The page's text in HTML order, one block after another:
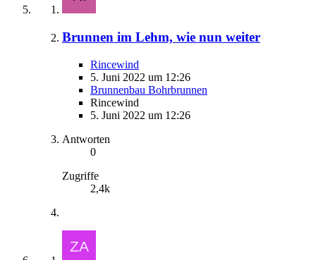
Brunnen im Lehm, wie nun weiter
Rincewind
5. Juni 2022 um 12:26
Brunnenbau Bohrbrunnen
Rincewind
5. Juni 2022 um 12:26
Antworten
0
Zugriffe
2,4k